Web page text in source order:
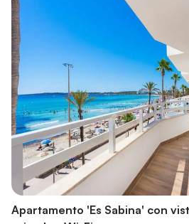
Apartamento 'Es Sabina' con